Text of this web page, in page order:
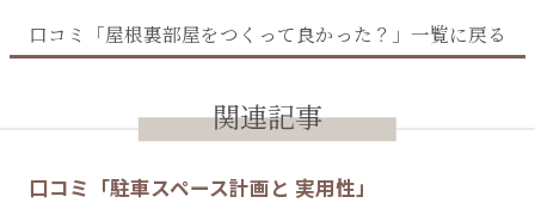
口コミ「屋根裏部屋をつくって良かった？」一覧に戻る
関連記事
口コミ「駐車スペース計画と 実用性」